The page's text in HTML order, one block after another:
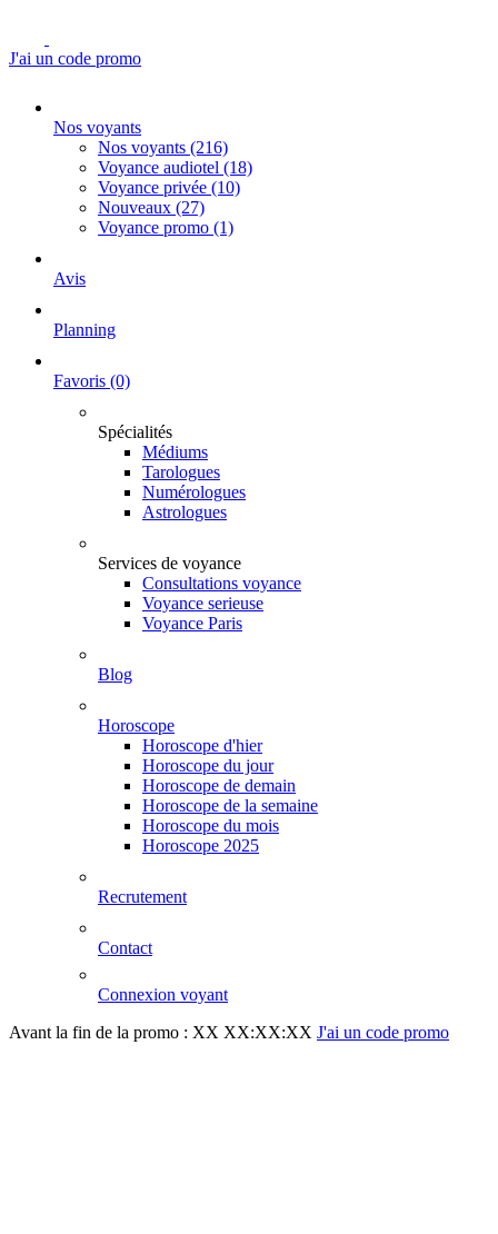
J'ai un code promo
Nos voyants
Nos voyants (216)
Voyance audiotel (18)
Voyance privée (10)
Nouveaux (27)
Voyance promo (1)
Avis
Planning
Favoris (0)
Spécialités
Médiums
Tarologues
Numérologues
Astrologues
Services de voyance
Consultations voyance
Voyance serieuse
Voyance Paris
Blog
Horoscope
Horoscope d'hier
Horoscope du jour
Horoscope de demain
Horoscope de la semaine
Horoscope du mois
Horoscope 2025
Recrutement
Contact
Connexion voyant
Avant la fin de la promo : XX XX:XX:XX J'ai un code promo